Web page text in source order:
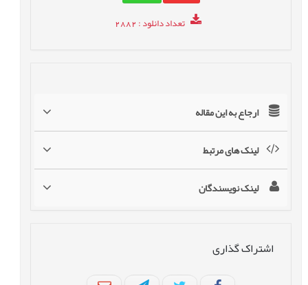
تعداد دانلود: 2882
ارجاع به این مقاله
لینک های مرتبط
لینک نویسندگان
اشتراک گذاری